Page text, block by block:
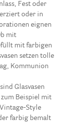
Fest oder
oder in
eignen
mit
mit farbigen
setzen tolle
Kommunion
Glasvasen
Beispiel mit
Style
farbig bemalt